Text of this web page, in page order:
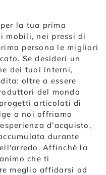
la tua prima
mobili, nei pressi di
persona le migliori
Se desideri un
dei tuoi interni,
oltre a essere
del mondo
articolati di
a noi offriamo
d’acquisto,
durante
Affinchè la
che ti
meglio affidarsi ad